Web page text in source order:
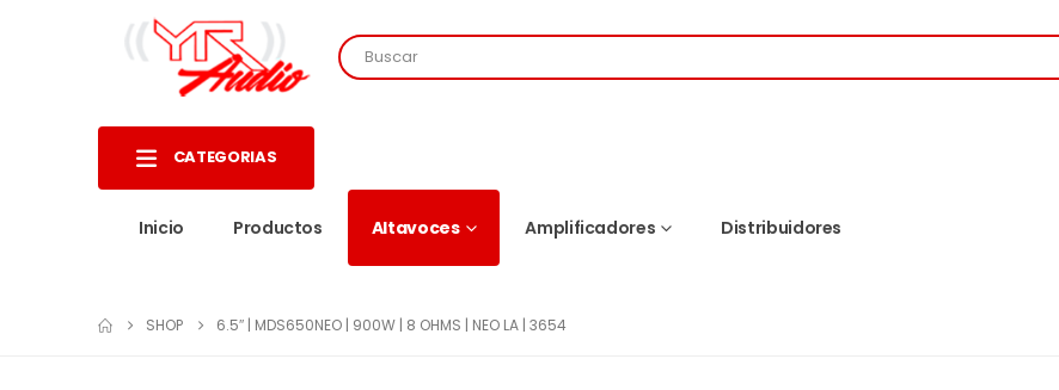
CATEGORIAS
Inicio Productos Altavoces Amplificadores Distribuidores
SHOP 6.5″ | MDS650NEO | 900W | 8 OHMS | NEO LA | 3654